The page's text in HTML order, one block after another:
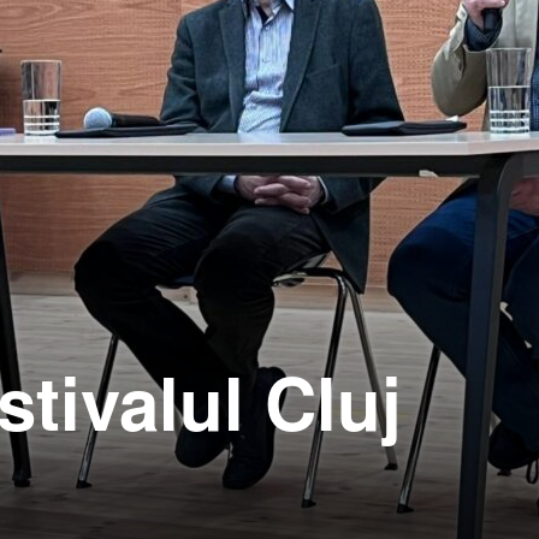
Cluj